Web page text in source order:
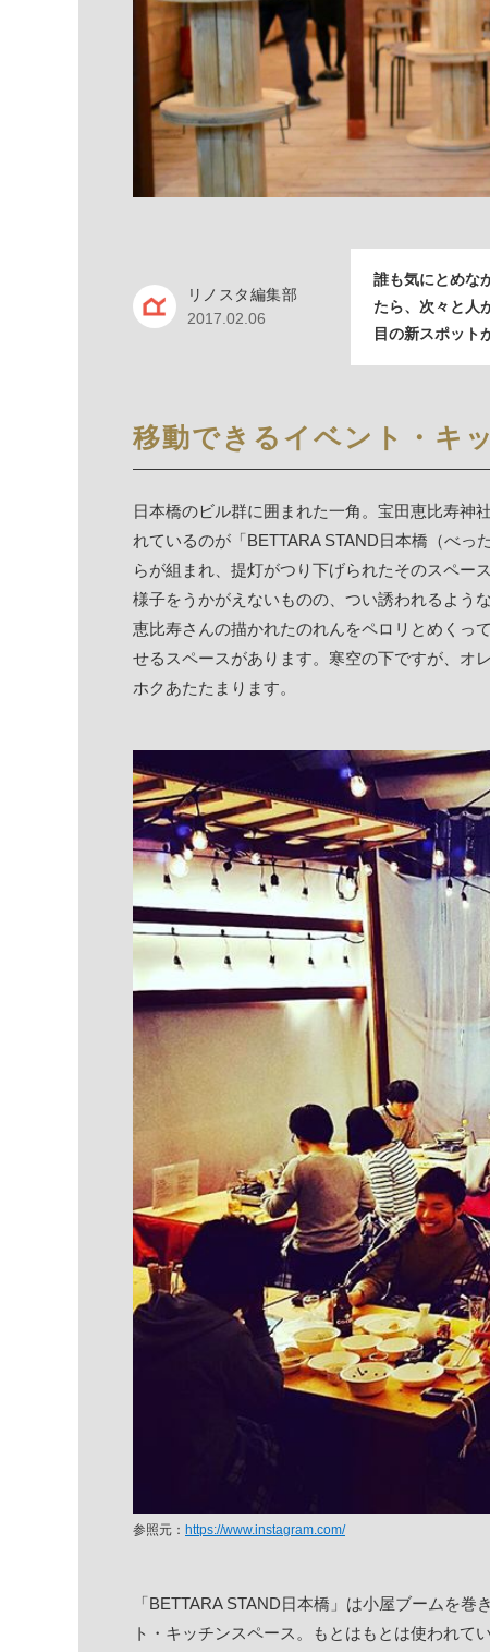
リノスタ編集部
2017.02.06
誰も気にとめな
たら、次々と人
目の新スポット
移動できるイベント・キ
日本橋のビル群に囲まれた一角。宝田恵比寿神
れているのが「BETTARA STAND日本橋（べ
らが組まれ、提灯がつり下げられたそのスペー
様子をうかがえないものの、つい誘われるような
恵比寿さんの描かれたのれんをペロリとめくっ
せるスペースがあります。寒空の下ですが、オ
ホクあたたまります。
参照元： https://www.instagram.com/
「BETTARA STAND日本橋」は小屋ブームを
ト・キッチンスペース。もとはもとは使われて